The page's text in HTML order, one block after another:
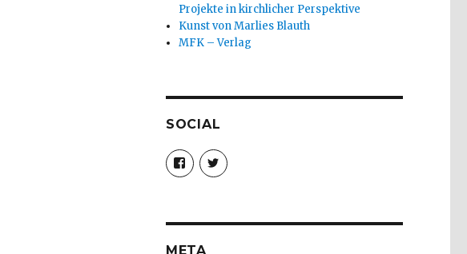
Projekte in kirchlicher Perspektive
Kunst von Marlies Blauth
MFK – Verlag
SOCIAL
Profil
von
christoph.fleischer1
anzeigen
Profil
von
anzeigen
META